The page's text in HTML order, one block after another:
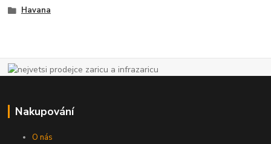
Havana
Nakupování
O nás